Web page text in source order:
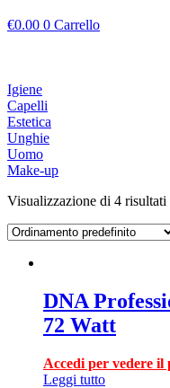
€0.00 0 Carrello
Igiene
Capelli
Estetica
Unghie
Uomo
Make-up
Visualizzazione di 4 risultati
DNA
72 Watt
Accedi per vedere il
Leggi tutto